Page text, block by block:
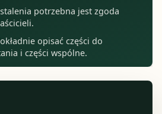
potrzebna jest zgoda
opisać części do
i części wspólne.